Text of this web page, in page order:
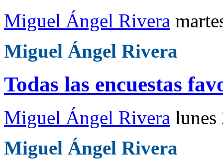
Miguel Ángel Rivera
Miguel Ángel Rivera
Todas las encuestas
Miguel Ángel Rivera lunes
Miguel Ángel Rivera